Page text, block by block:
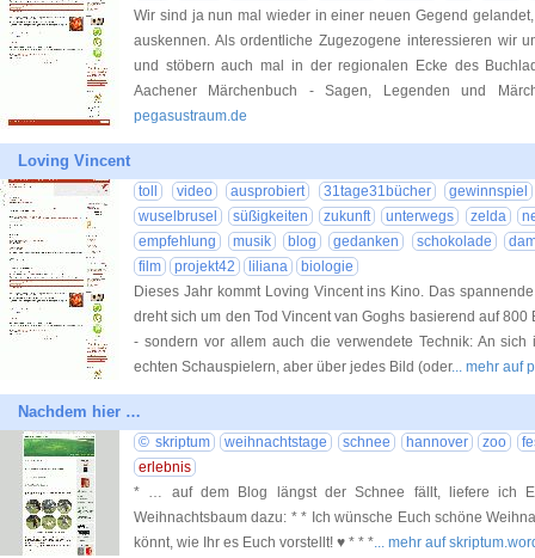
Wir sind ja nun mal wieder in einer neuen Gegend
auskennen. Als ordentliche Zugezogene interessieren wir
und stöbern auch mal in der regionalen Ecke des
Aachener Märchenbuch - Sagen, Legenden und
pegasustraum.de
Loving Vincent
toll video ausprobiert 31tage31bücher
gewinnspiel
wuselbrusel
süßigkeiten zukunft unterwegs zelda
empfehlung
musik blog gedanken schokolade
film
projekt42 liliana
biologie
Dieses Jahr kommt Loving Vincent ins Kino. Das
dreht sich um den Tod Vincent van Goghs basierend auf
- sondern vor allem auch die verwendete Technik: An
echten Schauspielern, aber über jedes Bild (oder... mehr auf
Nachdem hier …
© skriptum weihnachtstage schnee hannover zoo
erlebnis
* … auf dem Blog längst der Schnee fällt, liefere ich
Weihnachtsbaum dazu: * * Ich wünsche Euch schöne
könnt, wie Ihr es Euch vorstellt! ♥ * * *... mehr auf